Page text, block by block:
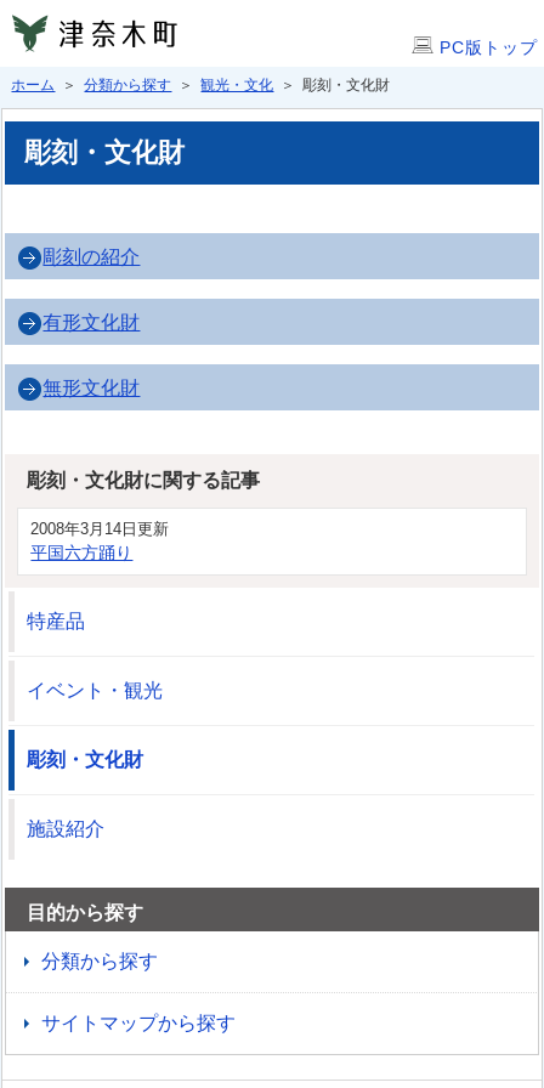
PC版トップ
ホーム ＞分類から探す ＞観光・文化 ＞ 彫刻・文化財
彫刻・文化財
彫刻の紹介
有形文化財
無形文化財
彫刻・文化財に関する記事
2008年3月14日更新
平国六方踊り
特産品
イベント・観光
彫刻・文化財
施設紹介
目的から探す
分類から探す
サイトマップから探す